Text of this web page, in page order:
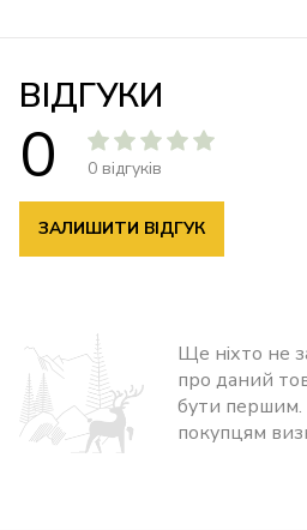
ВІДГУКИ
0 0 відгуків
ЗАЛИШИТИ ВІДГУК
Ще ніхто не
про даний
бути
покупцям